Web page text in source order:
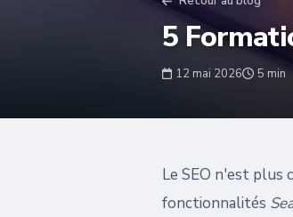
5
12 mai 2026 5 min
Le SEO n'est plus
fonctionnalités